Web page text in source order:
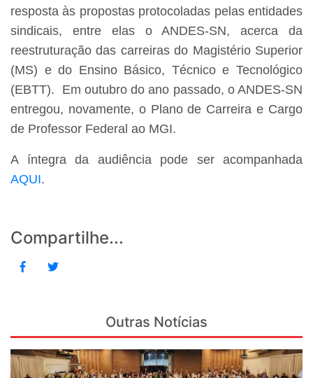
resposta às propostas protocoladas pelas entidades
sindicais, entre elas o ANDES-SN, acerca da
reestruturação das carreiras do Magistério Superior
(MS) e do Ensino Básico, Técnico e Tecnológico
(EBTT). Em outubro do ano passado, o ANDES-SN
entregou, novamente, o Plano de Carreira e Cargo
de Professor Federal ao MGI.
A íntegra da audiência pode ser acompanhada
AQUI.
Compartilhe...
Outras Notícias